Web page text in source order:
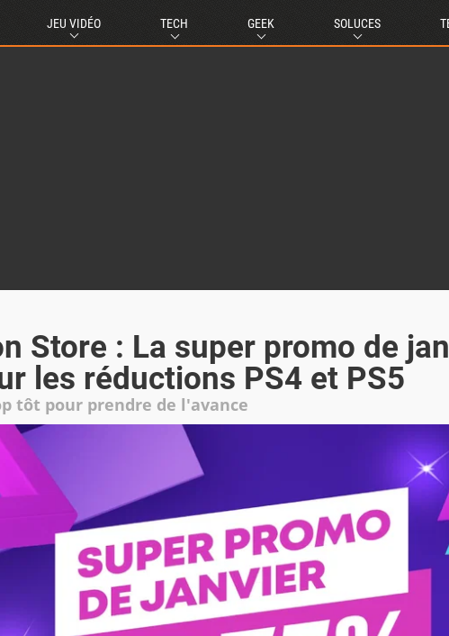
JEU VIDÉO TECH GEEK SOLUCES
Store : La super promo de
les réductions PS4 et PS5
tôt pour prendre de l'avance